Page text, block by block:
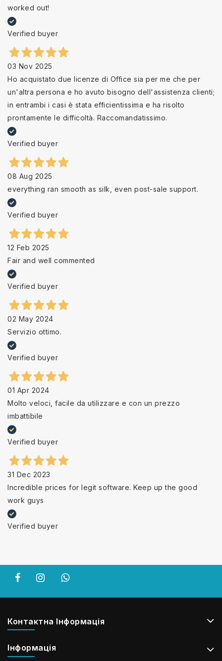
worked out!
Verified buyer
03 Nov 2025
Ho acquistato due licenze di Office sia per me che per
un'altra persona e ho avuto bisogno dell'assistenza clienti;
in entrambi i casi è stata efficientissima e ha risolto
prontamente le difficoltà. Raccomandatissimo.
Verified buyer
08 Aug 2025
everything ran smooth as silk, even post-sale support.
Verified buyer
12 Feb 2025
Fair and well commented
Verified buyer
02 May 2024
Servizio ottimo.
Verified buyer
01 Apr 2024
Molto veloci, facile da utilizzare e con un prezzo
imbattibile
Verified buyer
31 Dec 2023
Incredible prices for legit software. Keep up the good
work guys
Verified buyer
Контактна Інформація
Інформація